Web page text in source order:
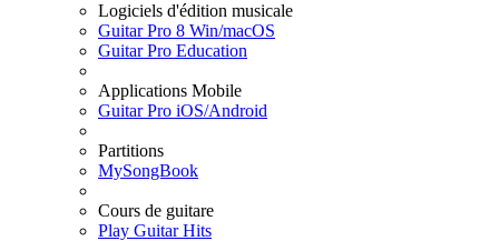
Logiciels d'édition musicale
Guitar Pro 8 Win/macOS
Guitar Pro Education
Applications Mobile
Guitar Pro iOS/Android
Partitions
MySongBook
Cours de guitare
Play Guitar Hits